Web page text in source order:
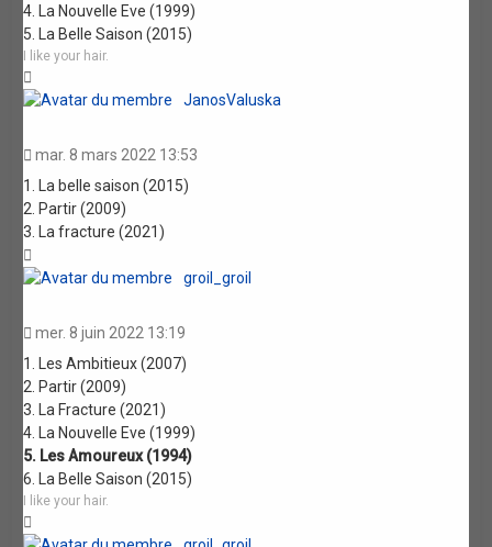
4. La Nouvelle Eve (1999)
5. La Belle Saison (2015)
I like your hair.
JanosValuska
mar. 8 mars 2022 13:53
1. La belle saison (2015)
2. Partir (2009)
3. La fracture (2021)
groil_groil
mer. 8 juin 2022 13:19
1. Les Ambitieux (2007)
2. Partir (2009)
3. La Fracture (2021)
4. La Nouvelle Eve (1999)
5. Les Amoureux (1994)
6. La Belle Saison (2015)
I like your hair.